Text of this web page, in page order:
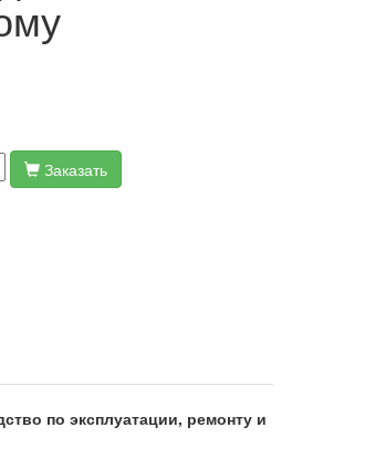
Заказать
по эксплуатации, ремонту и